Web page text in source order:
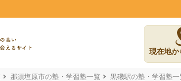
現在地
那須塩原市の塾・学習塾一覧 黒磯駅の塾・学習塾一